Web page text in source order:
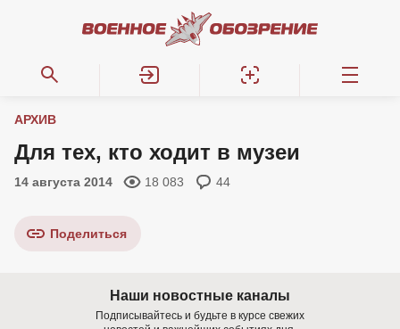
АРХИВ
Для тех, кто ходит в музеи
14 августа 2014 18 083 44
Поделиться
Наши новостные каналы
Подписывайтесь и будьте в курсе свежих